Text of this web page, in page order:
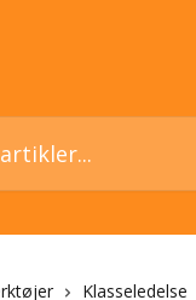
Klasseledelse